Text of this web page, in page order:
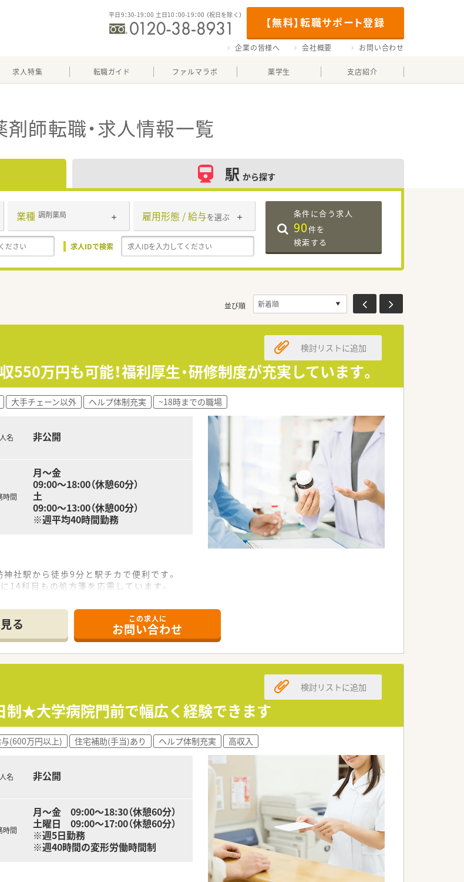
【無料】転職サポート登録
平日9：30-19：00 土日10：00-19：00 （祝日を除く）
企業の皆様へ 会社概要 お問い合わせ
求人特集 転職ガイド ファルマラボ 薬学生 支店紹介
剤師転職・求人情報一覧
駅 から探す
業種 調剤薬局 雇用形態 / 給与を選ぶ
求人IDで検索
条件に合う求人
90件を
検索する
並び順
万円も可能！福利厚生・研修制度が充実しています。
検討リストに追加
大手チェーン以外 ヘルプ体制充実 ~18時までの職場
名 非公開
時間
月～金
09:00～18:00（休憩60分）
土
09:00～13:00（休憩00分）
※週平均40時間勤務
社駅から徒歩9分と駅チカで便利です。
14科目もの処方箋を応需しています。
員のための募集となっております。
たいという意欲を持つ方を歓迎しています。
できる方を募集いたします。
の提示が可能であり、安定した収入が見込めます。
ライベートの時間を有効活用できます。
るため通勤の負担を軽減できます。
いため、ワークライフバランスを保てます。
ので、計画的に休暇を取得できます。
、リフレッシュできる環境です。
る この求人に
お問い合わせ
制★大学病院門前で幅広く経験できます
検討リストに追加
(600万円以上) 住宅補助(手当)あり ヘルプ体制充実 高収入
名 非公開
時間
月～金 09:00～18:30（休憩60分）
土曜日 09:00～17:00（休憩60分）
※週5日勤務
※週40時間の変形労働時間制